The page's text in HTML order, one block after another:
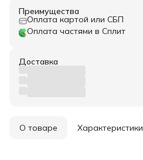
Преимущества
Оплата картой или СБП
Оплата частями в Сплит
Доставка
О товаре Характеристики